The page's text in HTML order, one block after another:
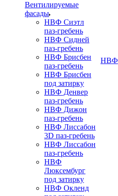
Вентилируемые
фасады
НВФ Сиэтл
паз-гребень
НВФ Сидней
паз-гребень
НВФ Брисбен
паз-гребень
НВФ Брисбен
под затирку
НВФ Денвер
паз-гребень
НВФ Дижон
паз-гребень
НВФ Лиссабон
3D паз-гребень
НВФ Лиссабон
паз-гребень
НВФ
Люксембург
под затирку
НВФ Окленд
НВФ